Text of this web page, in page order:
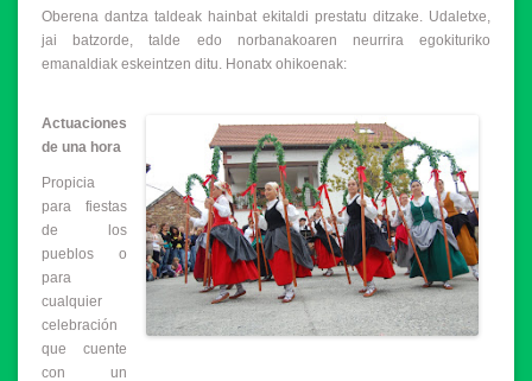
Oberena dantza taldeak hainbat ekitaldi prestatu ditzake. Udaletxe,
jai batzorde, talde edo norbanakoaren neurrira egokituriko
emanaldiak eskeintzen ditu. Honatx ohikoenak:
Actuaciones
de una hora
Propicia
para fiestas
de los
pueblos o
para
cualquier
celebración
que cuente
con un